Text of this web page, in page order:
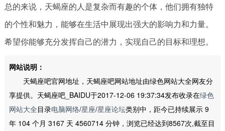
总的来说，天蝎座的人是复杂而有趣的个体，他们拥有独特
的个性和魅力，能够在生活中展现出强大的影响力和力量。
希望你能够充分发挥自己的潜力，实现自己的目标和理想。
网站说明：
天蝎座吧官网地址，天蝎座吧网站地址由绿色网站大全网友分
享提供。天蝎座吧_BAIDU于2017-12-06 19:37:34发布收录在绿色
网站大全目录电脑网络/星座/星座论坛类别中，距今已持续展示 9
年 104 个月 3167 天 4560714 分钟，浏览已经达到8567次,截至目